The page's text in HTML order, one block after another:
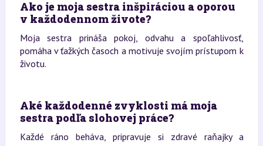
Ako je moja sestra inšpiráciou a oporou
v každodennom živote?
Moja sestra prináša pokoj, odvahu a spoľahlivosť,
pomáha v ťažkých časoch a motivuje svojím prístupom k
životu.
Aké každodenné zvyklosti má moja
sestra podľa slohovej práce?
Každé ráno beháva, pripravuje si zdravé raňajky a